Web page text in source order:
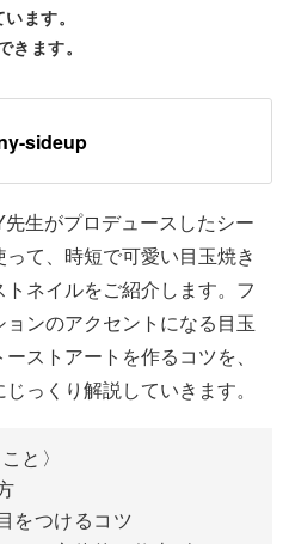
きます♪
ザインを発信して、日本だけ
ているDAISY先生。
してくれるのは、ぷっくり立
ストのアートです。
先生がプロデュースした「お
イドアップ」を使って、ぷく
ーストのアートを作っていき
ます。
ます。
sideup
先生がプロデュースしたシー
って、時短で可愛い目玉焼き
トネイルをご紹介します。フ
ョンのアクセントになる目玉
ストアートを作るコツを、
っくり解説していきます。
と〉
をつけるコツ